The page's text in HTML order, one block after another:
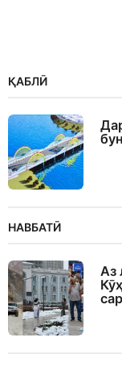
ҚАБЛӢ
НАВБАТӢ
Аз